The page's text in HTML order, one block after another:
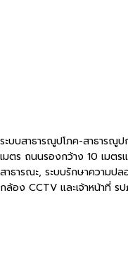
ระบบสาธารณูปโภค-สาธารณูป
เมตร ถนนรองกว้าง 10 เมต
สาธารณะ, ระบบรักษาความป
กล้อง CCTV และเจ้าหน้าที่